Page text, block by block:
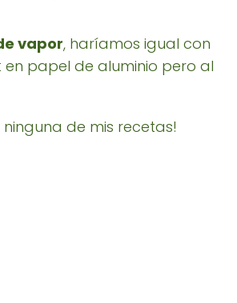
vapor, haríamos igual con
en papel de aluminio pero al
ninguna de mis recetas!